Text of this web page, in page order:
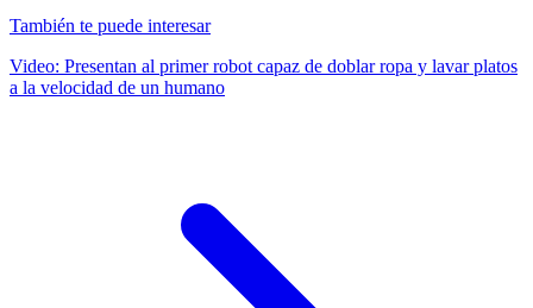
También te puede interesar
Video: Presentan al primer robot capaz de doblar ropa y lavar platos
a la velocidad de un humano